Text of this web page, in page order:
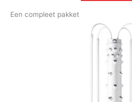
Een compleet pakket